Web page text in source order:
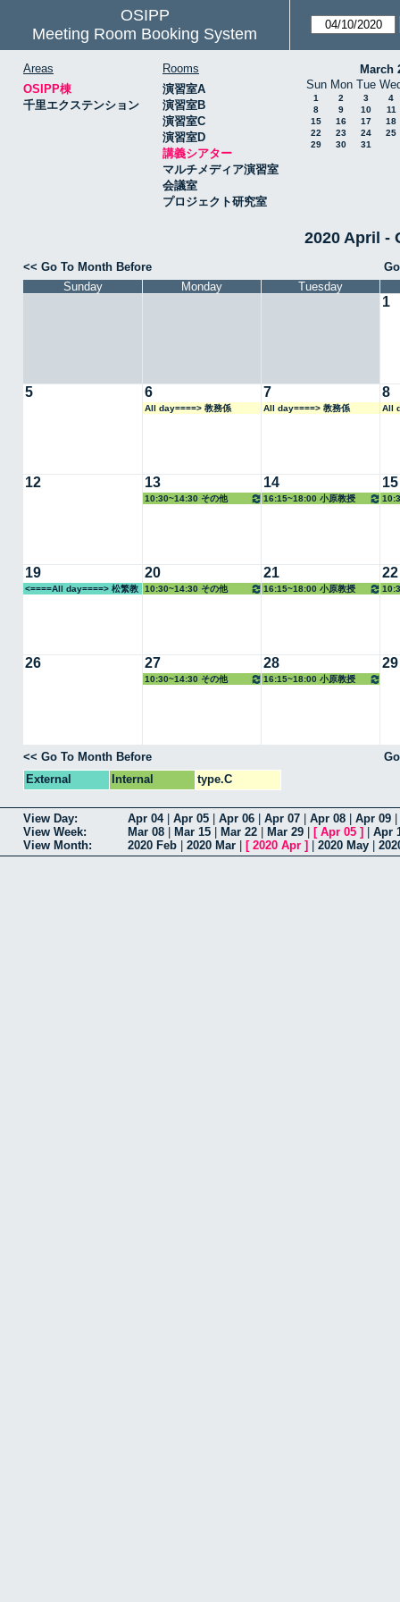
OSIPP
Meeting Room Booking System
Areas
OSIPP棟
千里エクステンション
Rooms
演習室A
演習室B
演習室C
演習室D
講義シアター
マルチメディア演習室
会議室
プロジェクト研究室
March
Sun Mon Tue
1 2 3
4
8
9 10
11
15
16 17
18
22
23 24
25
29
30 31
2020 April -
<< Go To Month Before
Sunday
Monday Tuesday
1
5 6
All day====> 教務係
7
All day====> 教務係
8
All
12 13
10:30~14:30 その他
14
16:15~18:00 小原教授
15
19
<====All day====> 松繁教
20
10:30~14:30 その他
21
16:15~18:00 小原教授
22
26 27
10:30~14:30 その他
28
16:15~18:00 小原教授
29
<< Go To Month Before
External
Internal type.C
View Day: Apr 04| Apr 05 Apr 06 Apr 07 Apr 08 Apr 09
View Week:
Mar 08 Mar 15 Mar 22 Mar 29 [ Apr 05 ]
Apr
View Month:
2020 Feb 2020 Mar [ 2020 Apr ] 2020 May